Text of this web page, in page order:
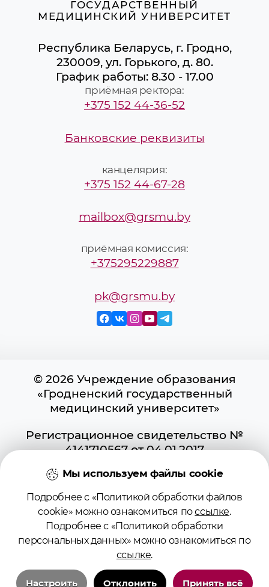
ГОСУДАРСТВЕННЫЙ
МЕДИЦИНСКИЙ УНИВЕРСИТЕТ
Республика Беларусь, г. Гродно,
230009, ул. Горького, д. 80.
График работы: 8.30 - 17.00
приёмная ректора:
+375 152 44-36-52
Банковские реквизиты
канцелярия:
+375 152 44-67-28
mailbox@grsmu.by
приёмная комиссия:
+375295229887
pk@grsmu.by
© 2026 Учреждение образования
«Гродненский государственный
медицинский университет»
Регистрационное свидетельство №
4141710567 от 04.01.2017
информационных ресурсов
Использование материалов сайта
возможно при условии указания
активной ссылки на первоисточник.
Положение о защите информации
Политика в отношении обработки
Политика видеонаблюдения
Мы используем файлы cookie
Подробнее с «Политикой обработки файлов
cookie» можно ознакомиться поссылке.
Подробнее с «Политикой обработки
персональных данных» можно ознакомиться по
ссылке.
Настроить Отклонить Принять всё